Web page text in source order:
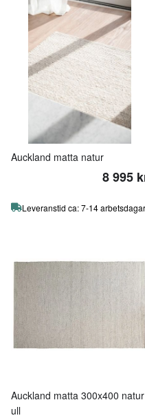
Auckland matta natur
8 995
Leveranstid ca: 7-14 arbetsdagar
Auckland matta 300x400 natur
ull